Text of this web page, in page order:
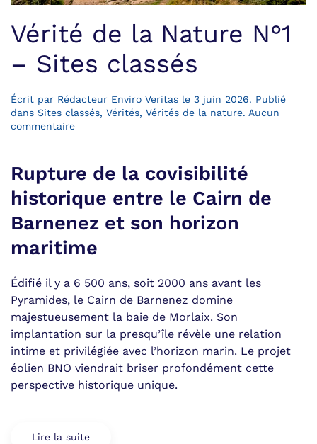
Vérité de la Nature N°1
– Sites classés
Écrit par Rédacteur Enviro Veritas le 3 juin 2026. Publié
dans Sites classés, Vérités, Vérités de la nature. Aucun
commentairesur
Nature
N°1
–
Sites
classés
Rupture de la covisibilité
historique entre le Cairn de
Barnenez et son horizon
maritime
Édifié il y a 6 500 ans, soit 2000 ans avant les
Pyramides, le Cairn de Barnenez domine
majestueusement la baie de Morlaix. Son
implantation sur la presqu’île révèle une relation
intime et privilégiée avec l’horizon marin. Le projet
éolien BNO viendrait briser profondément cette
perspective historique unique.
Lire la suite